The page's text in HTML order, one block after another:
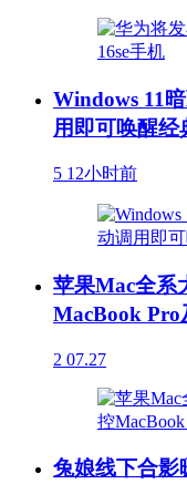
Windows 11
用即可唤醒经
5 12小时前
苹果Mac全系
MacBook
2 07.27
兔娘线下合影